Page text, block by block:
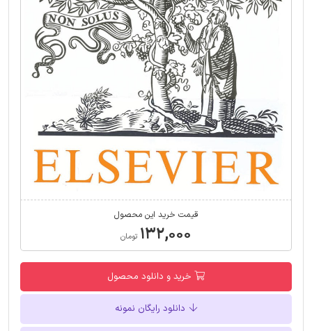
قیمت خرید این محصول
۱۳۲,۰۰۰ تومان
خرید و دانلود محصول
دانلود رایگان نمونه